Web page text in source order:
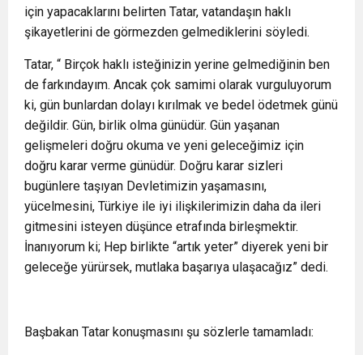
için yapacaklarını belirten Tatar, vatandaşın haklı
şikayetlerini de görmezden gelmediklerini söyledi.
Tatar, “ Birçok haklı isteğinizin yerine gelmediğinin ben
de farkındayım. Ancak çok samimi olarak vurguluyorum
ki, gün bunlardan dolayı kırılmak ve bedel ödetmek günü
değildir. Gün, birlik olma günüdür. Gün yaşanan
gelişmeleri doğru okuma ve yeni geleceğimiz için
doğru karar verme günüdür. Doğru karar sizleri
bugünlere taşıyan Devletimizin yaşamasını,
yücelmesini, Türkiye ile iyi ilişkilerimizin daha da ileri
gitmesini isteyen düşünce etrafında birleşmektir.
İnanıyorum ki; Hep birlikte “artık yeter” diyerek yeni bir
geleceğe yürürsek, mutlaka başarıya ulaşacağız” dedi.
Başbakan Tatar konuşmasını şu sözlerle tamamladı: